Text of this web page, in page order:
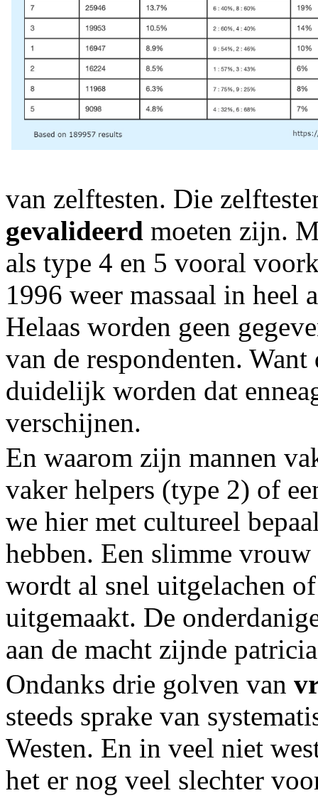
van zelftesten. Die
gevalideerd moeten zijn.
als type 4 en 5 vooral
1996 weer massaal in heel
Helaas worden geen
van de respondenten.
duidelijk worden dat
verschijnen.
En waarom zijn mannen
vaker helpers (type 2) of
we hier met cultureel
hebben. Een slimme
wordt al snel uitgelachen
uitgemaakt. De
aan de macht zijnde
Ondanks drie golven van
steeds sprake van
Westen. En in veel niet
het er nog veel slechter